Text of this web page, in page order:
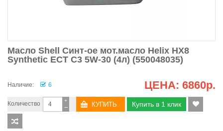
Масло Shell Синт-ое мот.масло Helix HX8
Synthetic ECT C3 5W-30 (4л) (550048035)
Наличие: 6 ЦЕНА: 6860р.
Количество −
+ Купить в 1 клик